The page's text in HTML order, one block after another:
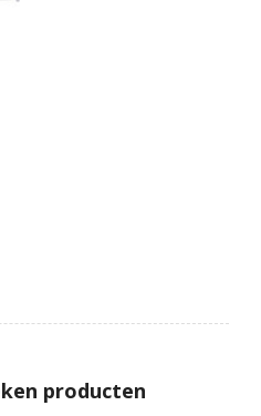
producten